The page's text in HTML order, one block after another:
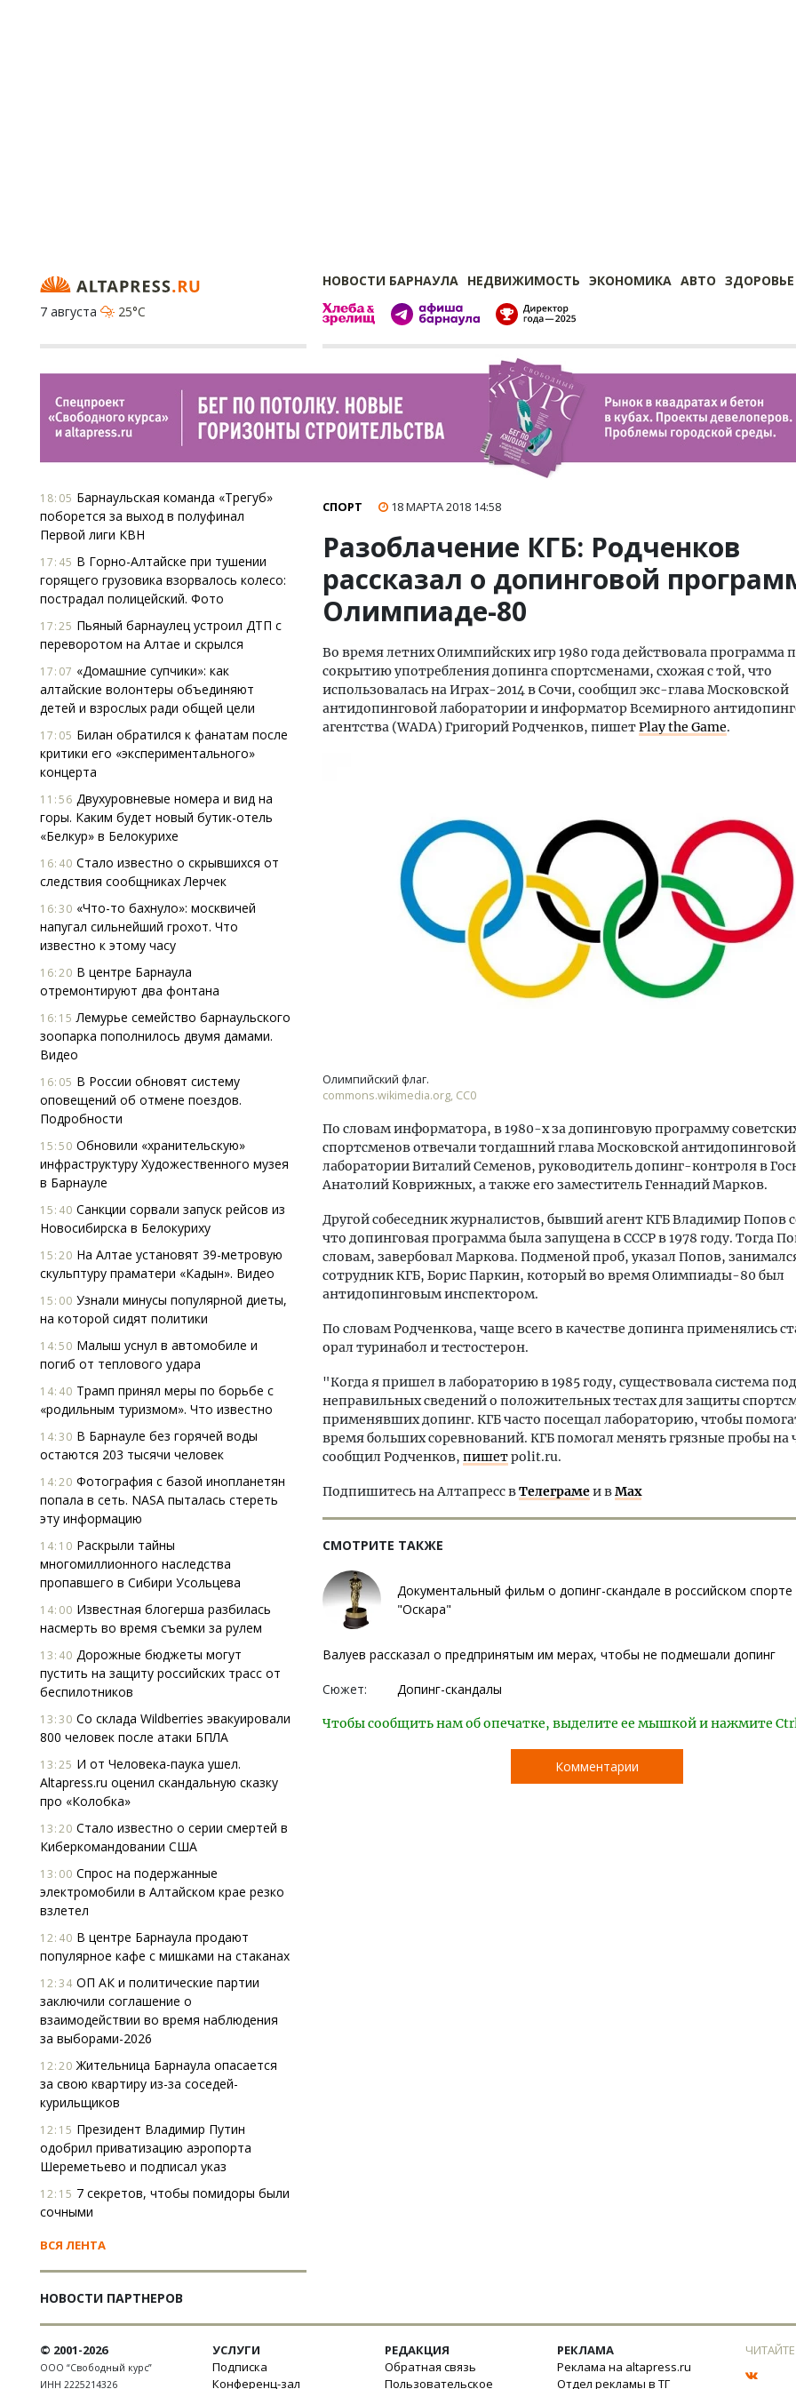
НОВОСТИ БАРНАУЛА НЕДВИЖИМОСТЬ ЭКОНОМИКА АВТО ЗДОРОВЬЕ
7 августа
25°C
18:05 Барнаульская команда «Трегуб»
поборется за выход в полуфинал
Первой лиги КВН
17:45 В Горно-Алтайске при тушении
горящего грузовика взорвалось колесо:
пострадал полицейский. Фото
17:25 Пьяный барнаулец устроил ДТП с
переворотом на Алтае и скрылся
17:07 «Домашние супчики»: как
алтайские волонтеры объединяют
детей и взрослых ради общей цели
17:05 Билан обратился к фанатам после
критики его «экспериментального»
концерта
11:56 Двухуровневые номера и вид на
горы. Каким будет новый бутик-отель
«Белкур» в Белокурихе
16:40 Стало известно о скрывшихся от
следствия сообщниках Лерчек
16:30 «Что-то бахнуло»: москвичей
напугал сильнейший грохот. Что
известно к этому часу
16:20 В центре Барнаула
отремонтируют два фонтана
16:15 Лемурье семейство барнаульского
зоопарка пополнилось двумя дамами.
Видео
16:05 В России обновят систему
оповещений об отмене поездов.
Подробности
15:50 Обновили «хранительскую»
инфраструктуру Художественного музея
в Барнауле
15:40 Санкции сорвали запуск рейсов из
Новосибирска в Белокуриху
15:20 На Алтае установят 39-метровую
скульптуру праматери «Кадын». Видео
15:00 Узнали минусы популярной диеты,
на которой сидят политики
14:50 Малыш уснул в автомобиле и
погиб от теплового удара
14:40 Трамп принял меры по борьбе с
«родильным туризмом». Что известно
14:30 В Барнауле без горячей воды
остаются 203 тысячи человек
14:20 Фотография с базой инопланетян
попала в сеть. NASA пыталась стереть
эту информацию
14:10 Раскрыли тайны
многомиллионного наследства
пропавшего в Сибири Усольцева
14:00 Известная блогерша разбилась
насмерть во время съемки за рулем
13:40 Дорожные бюджеты могут
пустить на защиту российских трасс от
беспилотников
13:30 Со склада Wildberries эвакуировали
800 человек после атаки БПЛА
13:25 И от Человека-паука ушел.
Altapress.ru оценил скандальную сказку
про «Колобка»
13:20 Стало известно о серии смертей в
Киберкомандовании США
13:00 Спрос на подержанные
электромобили в Алтайском крае резко
взлетел
12:40 В центре Барнаула продают
популярное кафе с мишками на стаканах
12:34 ОП АК и политические партии
заключили соглашение о
взаимодействии во время наблюдения
за выборами-2026
12:20 Жительница Барнаула опасается
за свою квартиру из-за соседей-
курильщиков
12:15 Президент Владимир Путин
одобрил приватизацию аэропорта
Шереметьево и подписал указ
12:15 7 секретов, чтобы помидоры были
сочными
ВСЯ ЛЕНТА
НОВОСТИ ПАРТНЕРОВ
СПОРТ 18 МАРТА 2018 14:58
Разоблачение КГБ: Родченков
рассказал о допинговой
Олимпиаде-80
Во время летних Олимпийских игр 1980 года действовала программа
сокрытию употребления допинга спортсменами, схожая с той, что
использовалась на Играх-2014 в Сочи, сообщил экс-глава Московской
антидопинговой лаборатории и информатор Всемирного
агентства (WADA) Григорий Родченков, пишетPlay the Game.
Олимпийский флаг.
commons.wikimedia.org, СС0
По словам информатора, в 1980-х за допинговую программу
спортсменов отвечали тогдашний глава Московской антидопинговой
лаборатории Виталий Семенов, руководитель допинг-контроля в
Анатолий Коврижных, а также его заместитель Геннадий Марков.
Другой собеседник журналистов, бывший агент КГБ Владимир Попов
что допинговая программа была запущена в СССР в 1978 году. Тогда
словам, завербовал Маркова. Подменой проб, указал Попов,
сотрудник КГБ, Борис Паркин, который во время Олимпиады-80 был
антидопинговым инспектором.
По словам Родченкова, чаще всего в качестве допинга применялись
орал туринабол и тестостерон.
"Когда я пришел в лабораторию в 1985 году, существовала система
неправильных сведений о положительных тестах для защиты
применявших допинг. КГБ часто посещал лабораторию, чтобы
время больших соревнований. КГБ помогал менять грязные пробы
сообщил Родченков, пишетpolit.ru.
Подпишитесь на Алтапресс вТелеграмеи вMax
СМОТРИТЕ ТАКЖЕ
Документальный фильм о допинг-скандале в российском спорте
"Оскара"
Валуев рассказал о предпринятым им мерах, чтобы не подмешали допинг
Сюжет: Допинг-скандалы
Чтобы сообщить нам об опечатке, выделите ее мышкой и нажмите
Комментарии
Смелость архитектурных идей.
Генеральный директор компании
ЗИАС — об эстетике городов,
трендах в фасадах и развитии рынка
СТРОИТЕЛЬСТВО
Ищем новые берега. Гендиректор
«Жилищной инициативы» Юрий
Гатилов — о том, как девелоперу
оставаться на плаву, когда рынок
Архитектурный код
земли. Мощение
плитами становится
стандартом
© 2001-2026
ООО “Свободный курс”
ИНН 2225214326
УСЛУГИ
Подписка
Конференц-зал
РЕДАКЦИЯ
Обратная связь
Пользовательское
РЕКЛАМА
Реклама на altapress.ru
Отдел рекламы в ТГ